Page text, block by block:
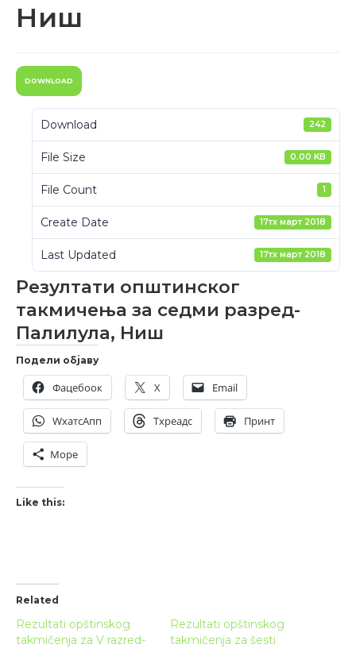
Ниш
DOWNLOAD
Download 242
File Size 0.00 KB
File Count 1
Create Date 17тх март 2018
Last Updated 17тх март 2018
Резултати општинског
такмичења за седми разред-
Палилула, Ниш
Подели објаву
Фацебоок X Email
WхатсАпп Тхреадс Принт
Море
Like this:
Related
Rezultati opštinskog
takmičenja za V razred-
Rezultati opštinskog
takmičenja za šesti